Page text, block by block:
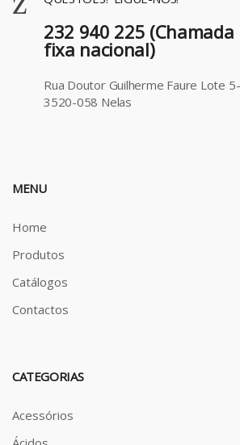
232 940 225
fixa nacional)
Rua Doutor Guilherme Faure Lote
3520-058 Nelas
MENU
Home
Produtos
Catálogos
Contactos
CATEGORIAS
Acessórios